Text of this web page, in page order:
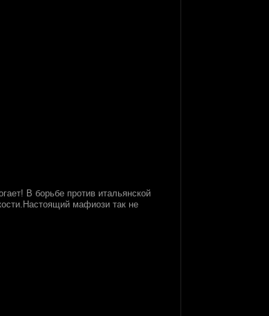
В борьбе против итальянской
мафиози так не